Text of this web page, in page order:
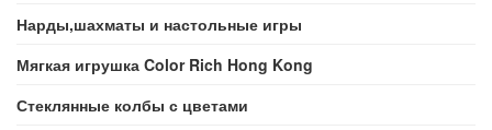
Нарды,шахматы и настольные игры
Мягкая игрушка Color Rich Hong Kong
Стеклянные колбы с цветами